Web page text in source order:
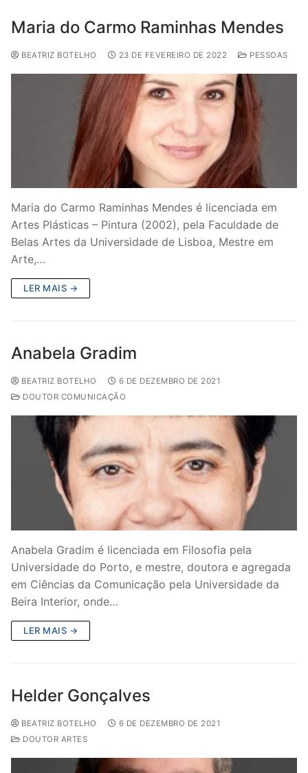
Maria do Carmo Raminhas Mendes
BEATRIZ BOTELHO 23 DE FEVEREIRO DE 2022 PESSOAS
Maria do Carmo Raminhas Mendes é licenciada em
Artes Plásticas – Pintura (2002), pela Faculdade de
Belas Artes da Universidade de Lisboa, Mestre em
Arte,…
LER MAIS →
Anabela Gradim
BEATRIZ BOTELHO
6 DE DEZEMBRO DE 2021
DOUTOR COMUNICAÇÃO
Anabela Gradim é licenciada em Filosofia pela
Universidade do Porto, e mestre, doutora e agregada
em Ciências da Comunicação pela Universidade da
Beira Interior, onde…
LER MAIS →
Helder Gonçalves
BEATRIZ BOTELHO
6 DE DEZEMBRO DE 2021
DOUTOR ARTES